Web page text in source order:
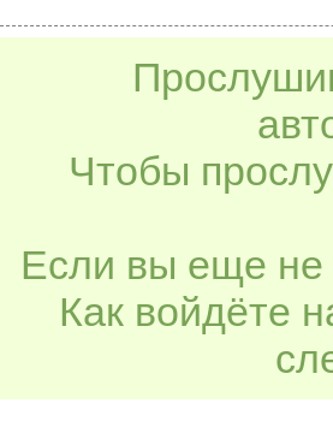
Чтобы
Если вы еще не
Как войдёте